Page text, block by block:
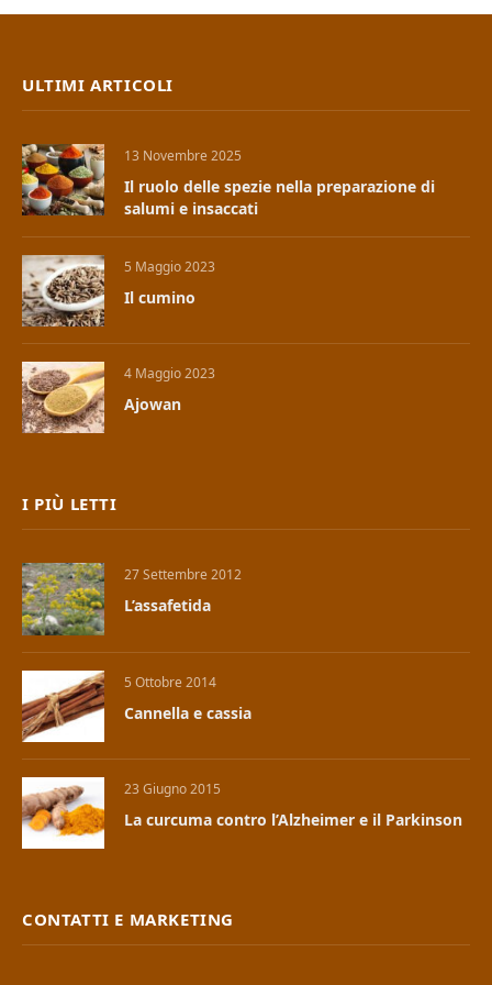
ULTIMI ARTICOLI
13 Novembre 2025
Il ruolo delle spezie nella preparazione di
salumi e insaccati
5 Maggio 2023
Il cumino
4 Maggio 2023
Ajowan
I PIÙ LETTI
27 Settembre 2012
L’assafetida
5 Ottobre 2014
Cannella e cassia
23 Giugno 2015
La curcuma contro l’Alzheimer e il Parkinson
CONTATTI E MARKETING